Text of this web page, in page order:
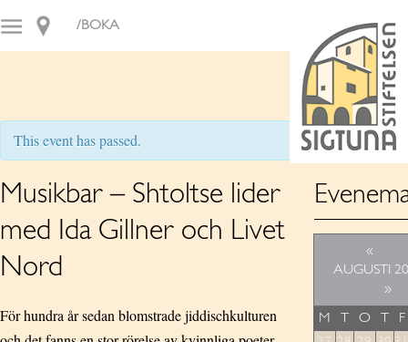
/BOKA
This event has passed.
Musikbar – Shtoltse lider
med Ida Gillner och Livet
Nord
För hundra år sedan blomstrade jiddischkulturen
«
AUGUSTI
»
M
T O T F